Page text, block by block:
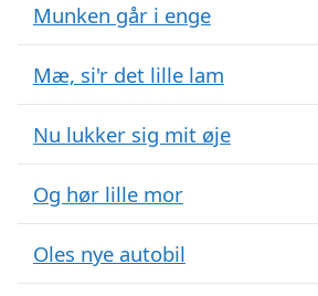
Munken går i enge
Mæ, si'r det lille lam
Nu lukker sig mit øje
Og hør lille mor
Oles nye autobil